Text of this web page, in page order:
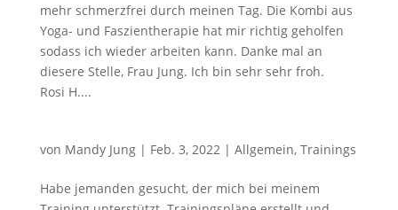
mehr schmerzfrei durch meinen Tag. Die Kombi aus
Yoga- und Faszientherapie hat mir richtig geholfen
sodass ich wieder arbeiten kann. Danke mal an
diesere Stelle, Frau Jung. Ich bin sehr sehr froh.
Rosi H....
von Mandy Jung| Feb. 3, 2022| Allgemein, Trainings
Habe jemanden gesucht, der mich bei meinem